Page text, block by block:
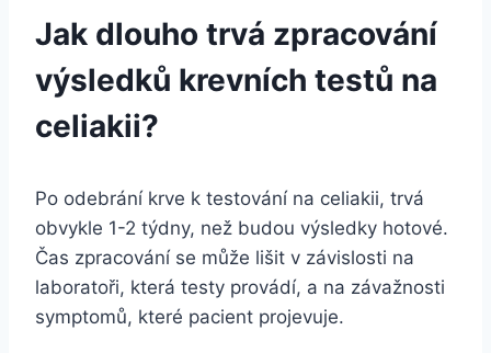
Jak dlouho trvá zpracování
výsledků krevních testů na
celiakii?
Po odebrání krve k testování na celiakii, trvá
obvykle 1-2 týdny, než budou výsledky hotové.
Čas zpracování se může lišit v závislosti na
laboratoři, která testy provádí, a na závažnosti
symptomů, které pacient projevuje.